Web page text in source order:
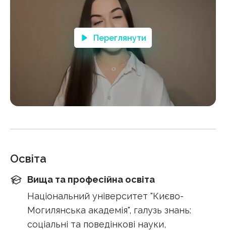
Переглянути
Освіта
Вища та професійна освіта
Національний університет "Києво-
Могилянська академія", галузь знань:
соціальні та поведінкові науки,